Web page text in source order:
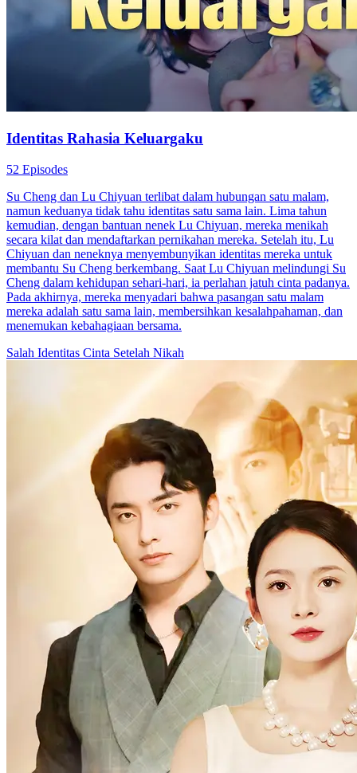
Identitas Rahasia Keluargaku
52 Episodes
Su Cheng dan Lu Chiyuan terlibat dalam hubungan satu malam,
namun keduanya tidak tahu identitas satu sama lain. Lima tahun
kemudian, dengan bantuan nenek Lu Chiyuan, mereka menikah
secara kilat dan mendaftarkan pernikahan mereka. Setelah itu, Lu
Chiyuan dan neneknya menyembunyikan identitas mereka untuk
membantu Su Cheng berkembang. Saat Lu Chiyuan melindungi Su
Cheng dalam kehidupan sehari-hari, ia perlahan jatuh cinta padanya.
Pada akhirnya, mereka menyadari bahwa pasangan satu malam
mereka adalah satu sama lain, membersihkan kesalahpahaman, dan
menemukan kebahagiaan bersama.
Salah Identitas Cinta Setelah Nikah